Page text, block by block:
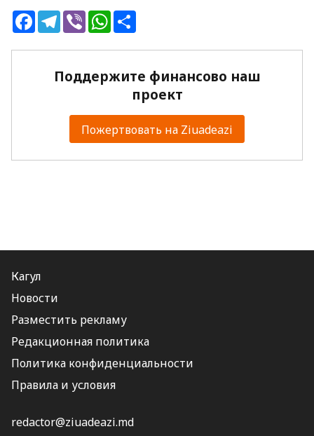
FacebookTelegram
ViberWhatsApp
Поддержите финансово наш
проект
Пожертвовать на Ziuadeazi
Кагул
Новости
Разместить рекламу
Редакционная политика
Политика конфиденциальности
Правила и условия
redactor@ziuadeazi.md